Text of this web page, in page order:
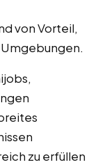
von Vorteil,
zu erfüllen